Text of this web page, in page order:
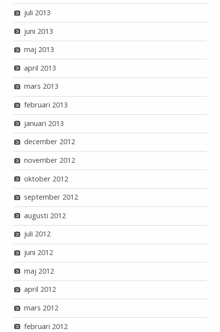
juli 2013
juni 2013
maj 2013
april 2013
mars 2013
februari 2013
januari 2013
december 2012
november 2012
oktober 2012
september 2012
augusti 2012
juli 2012
juni 2012
maj 2012
april 2012
mars 2012
februari 2012